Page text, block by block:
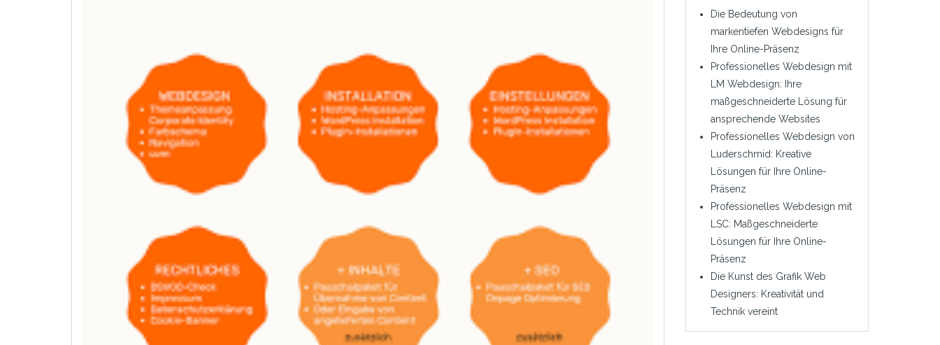
Die Bedeutung von
markentiefen Webdesigns für
Ihre Online-Präsenz
Professionelles Webdesign mit
LM Webdesign: Ihre
maßgeschneiderte Lösung für
ansprechende Websites
Professionelles Webdesign von
Luderschmid: Kreative
Lösungen für Ihre Online-
Präsenz
Professionelles Webdesign mit
LSC: Maßgeschneiderte
Lösungen für Ihre Online-
Präsenz
Die Kunst des Grafik Web
Designers: Kreativität und
Technik vereint